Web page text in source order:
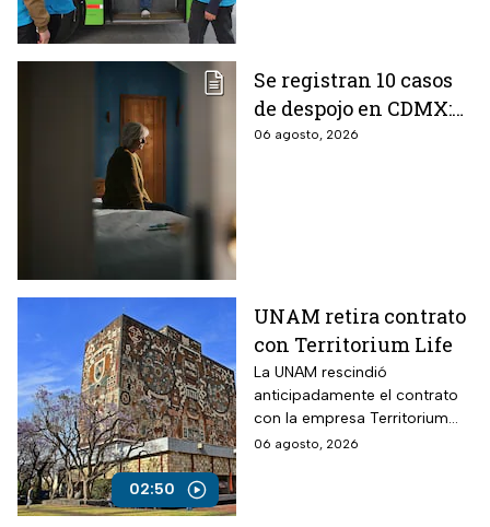
Se registran 10 casos
de despojo en CDMX:
adultos mayores son
06 agosto, 2026
02:50
UNAM retira contrato
con Territorium Life
La UNAM rescindió
anticipadamente el contrato
con la empresa Territorium
Life, encargada del examen
06 agosto, 2026